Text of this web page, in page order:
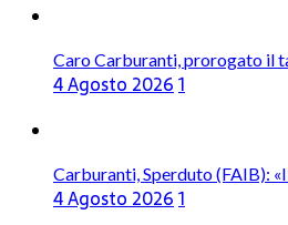
Caro Carburanti, prorogato il
4 Agosto 20261
Carburanti, Sperduto (FAIB):
4 Agosto 20261